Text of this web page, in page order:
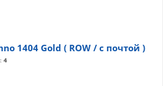
1404 Gold ( ROW / с почтой )
4